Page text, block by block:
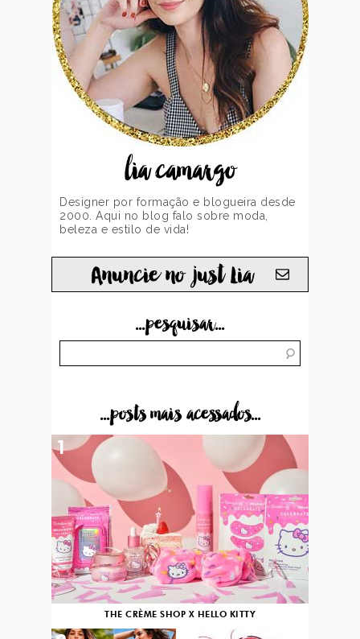
lia camargo
Designer por formação e blogueira desde
2000. Aqui no blog falo sobre moda,
beleza e estilo de vida!
Anuncie no just Lia
...pesquisar...
...posts mais acessados...
THE CRÈME SHOP X HELLO KITTY
1